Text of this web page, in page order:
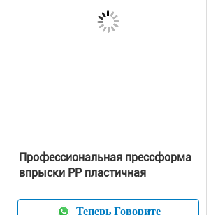
Профессиональная прессформа
впрыски PP пластичная
Теперь Говорите